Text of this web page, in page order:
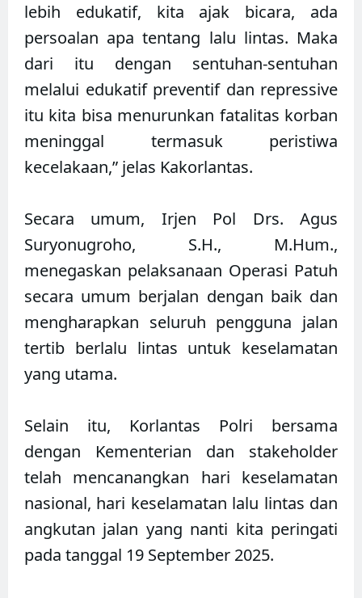
lebih edukatif, kita ajak bicara, ada
persoalan apa tentang lalu lintas. Maka
dari itu dengan sentuhan-sentuhan
melalui edukatif preventif dan repressive
itu kita bisa menurunkan fatalitas korban
meninggal termasuk peristiwa
kecelakaan,” jelas Kakorlantas.
Secara umum, Irjen Pol Drs. Agus
Suryonugroho, S.H., M.Hum.,
menegaskan pelaksanaan Operasi Patuh
secara umum berjalan dengan baik dan
mengharapkan seluruh pengguna jalan
tertib berlalu lintas untuk keselamatan
yang utama.
Selain itu, Korlantas Polri bersama
dengan Kementerian dan stakeholder
telah mencanangkan hari keselamatan
nasional, hari keselamatan lalu lintas dan
angkutan jalan yang nanti kita peringati
pada tanggal 19 September 2025.